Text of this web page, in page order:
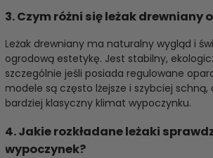
3. Czym różni się leżak drewniany
Leżak drewniany ma naturalny wygląd i
ogrodową estetykę. Jest stabilny,
szczególnie jeśli posiada regulowane
modele są często lżejsze i szybciej
bardziej klasyczny klimat wypoczynku.
4. Jakie rozkładane leżaki
wypoczynek?